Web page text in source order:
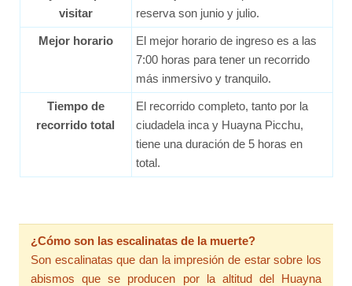
visitar
reserva son junio y julio.
Mejor horario
El mejor horario de ingreso es a las
7:00 horas para tener un recorrido
más inmersivo y tranquilo.
Tiempo de
recorrido total
El recorrido completo, tanto por la
ciudadela inca y Huayna Picchu,
tiene una duración de 5 horas en
total.
¿Cómo son las escalinatas de la muerte?
Son escalinatas que dan la impresión de estar sobre los
abismos que se producen por la altitud del Huayna